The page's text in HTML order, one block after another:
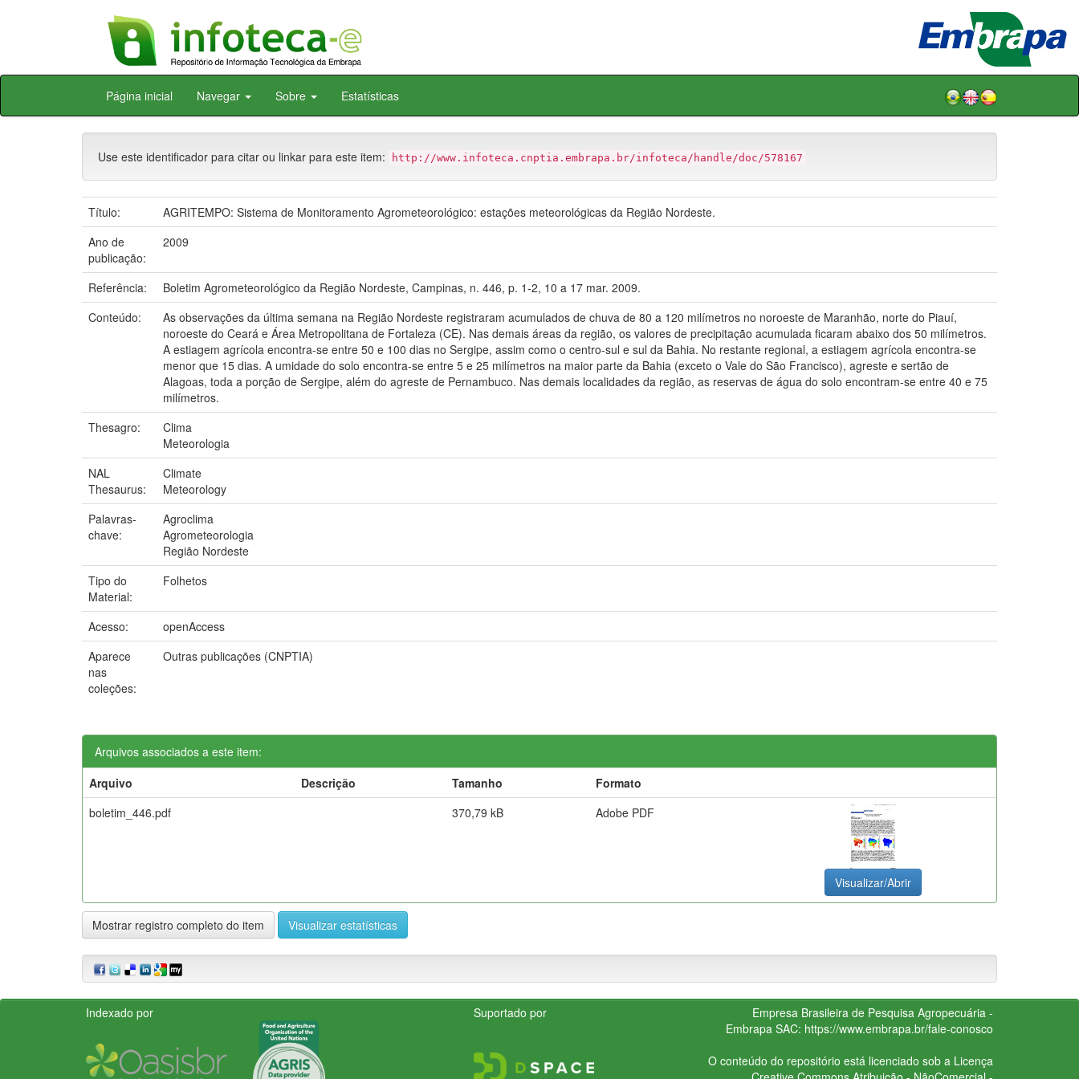
Skip
Página inicial Navegar Sobre Estatísticas
Use este identificador para citar ou linkar para este item: http://www.infoteca.cnptia.embrapa.br/infoteca/handle/doc/578167
Título:
AGRITEMPO: Sistema de Monitoramento Agrometeorológico: estações meteorológicas da Região Nordeste.
Ano de
publicação:
2009
Referência:
Boletim Agrometeorológico da Região Nordeste, Campinas, n. 446, p. 1-2, 10 a 17 mar. 2009.
Conteúdo:
As observações da última semana na Região Nordeste registraram acumulados de chuva de 80 a 120 milímetros no noroeste de Maranhão, norte do Piauí,
noroeste do Ceará e Área Metropolitana de Fortaleza (CE). Nas demais áreas da região, os valores de precipitação acumulada ficaram abaixo dos 50 milímetros.
A estiagem agrícola encontra-se entre 50 e 100 dias no Sergipe, assim como o centro-sul e sul da Bahia. No restante regional, a estiagem agrícola encontra-se
menor que 15 dias. A umidade do solo encontra-se entre 5 e 25 milímetros na maior parte da Bahia (exceto o Vale do São Francisco), agreste e sertão de
Alagoas, toda a porção de Sergipe, além do agreste de Pernambuco. Nas demais localidades da região, as reservas de água do solo encontram-se entre 40 e 75
milímetros.
Thesagro:
Clima
Meteorologia
NAL
Thesaurus:
Climate
Meteorology
Palavras-
chave:
Agroclima
Agrometeorologia
Região Nordeste
Tipo do
Material:
Folhetos
Acesso:
openAccess
Aparece
nas
coleções:
Outras publicações (CNPTIA)
Arquivos associados a este item:
Arquivo
Descrição Tamanho
Formato
boletim_446.pdf
370,79 kB Adobe PDF
Visualizar/Abrir
Mostrar registro completo do item Visualizar estatísticas
Indexado por Suportado por
Empresa Brasileira de Pesquisa Agropecuária -
Embrapa SAC: https://www.embrapa.br/fale-conosco
O conteúdo do repositório está licenciado sob a Licença